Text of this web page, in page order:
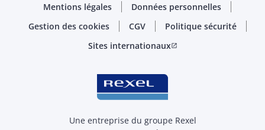
Mentions légales
Données personnelles
Gestion des cookies
CGV
Politique sécurité
Sites internationauxopen_in_new
Une entreprise du groupe Rexel